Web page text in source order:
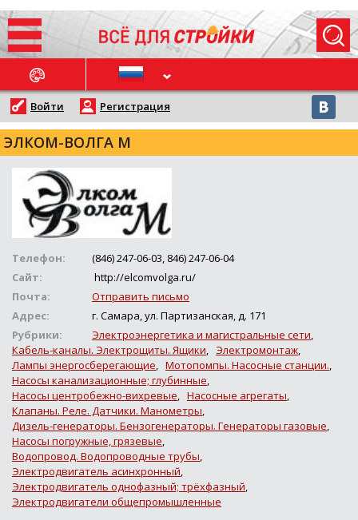
НОВОСТИ
Войти Регистрация
ЭЛКОМ-ВОЛГА М
Телефон:
(846) 247-06-03, 846) 247-06-04
Сайт:
http://elcomvolga.ru/
Почта:
Отправить письмо
Адрес:
г. Самара, ул. Партизанская, д. 171
Рубрики:
Электроэнергетика и магистральные сети
Кабель-каналы. Электрощиты. Ящики
Электромонтаж
Лампы энергосберегающие
Мотопомпы. Насосные станции.
Насосы канализационные; глубинные
Насосы центробежно-вихревые
Насосные агрегаты
Клапаны. Реле. Датчики. Манометры
Дизель-генераторы. Бензогенераторы. Генераторы газовые
Насосы погружные, грязевые
Водопровод. Водопроводные трубы
Электродвигатель асинхронный
Электродвигатель однофазный; трёхфазный
Электродвигатели общепромышленные